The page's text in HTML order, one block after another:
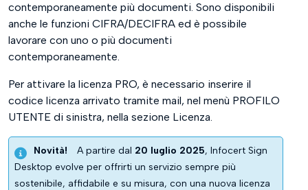
contemporaneamente più documenti. Sono disponibili
anche le funzioni CIFRA/DECIFRA ed è possibile
lavorare con uno o più documenti
contemporaneamente.
Per attivare la licenza PRO, è necessario inserire il
codice licenza arrivato tramite mail, nel menù PROFILO
UTENTE di sinistra, nella sezione Licenza.
Novità! A partire dal 20 luglio 2025, Infocert Sign
Desktop evolve per offrirti un servizio sempre più
sostenibile, affidabile e su misura, con una nuova licenza